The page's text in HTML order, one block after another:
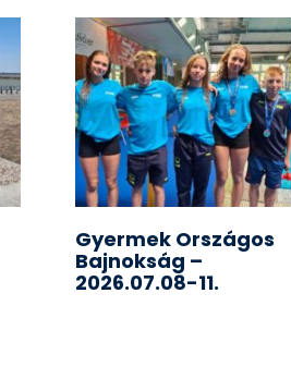
Gyermek Országos
Bajnokság –
2026.07.08-11.